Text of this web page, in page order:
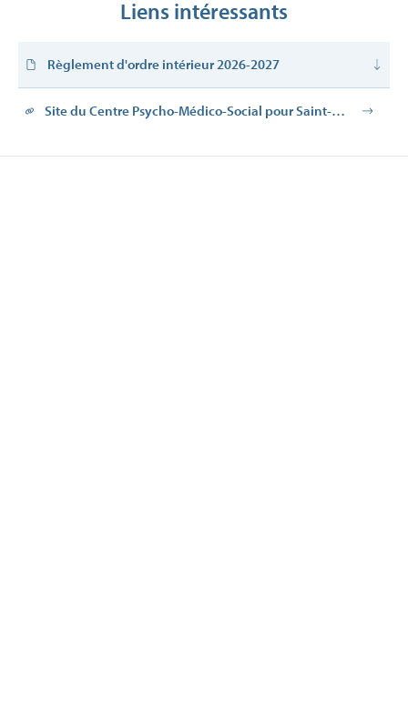
Liens intéressants
Règlement d'ordre intérieur 2026-2027
Site du Centre Psycho-Médico-Social pour Saint-